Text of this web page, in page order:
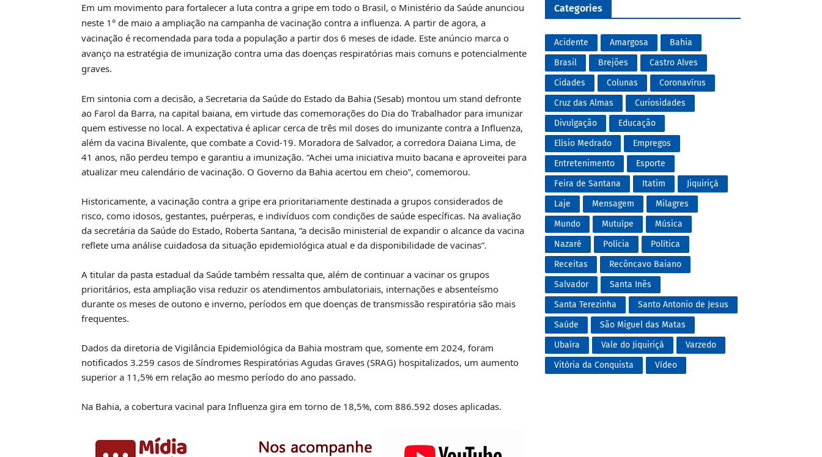
Em um movimento para fortalecer a luta contra a gripe em todo o Brasil, o Ministério da Saúde anunciou
neste 1° de maio a ampliação na campanha de vacinação contra a influenza. A partir de agora, a
vacinação é recomendada para toda a população a partir dos 6 meses de idade. Este anúncio marca o
avanço na estratégia de imunização contra uma das doenças respiratórias mais comuns e potencialmente
graves.
Em sintonia com a decisão, a Secretaria da Saúde do Estado da Bahia (Sesab) montou um stand defronte
ao Farol da Barra, na capital baiana, em virtude das comemorações do Dia do Trabalhador para imunizar
quem estivesse no local. A expectativa é aplicar cerca de três mil doses do imunizante contra a Influenza,
além da vacina Bivalente, que combate a Covid-19. Moradora de Salvador, a corredora Daiana Lima, de
41 anos, não perdeu tempo e garantiu a imunização. “Achei uma iniciativa muito bacana e aproveitei para
atualizar meu calendário de vacinação. O Governo da Bahia acertou em cheio”, comemorou.
Historicamente, a vacinação contra a gripe era prioritariamente destinada a grupos considerados de
risco, como idosos, gestantes, puérperas, e indivíduos com condições de saúde específicas. Na avaliação
da secretária da Saúde do Estado, Roberta Santana, “a decisão ministerial de expandir o alcance da vacina
reflete uma análise cuidadosa da situação epidemiológica atual e da disponibilidade de vacinas”.
A titular da pasta estadual da Saúde também ressalta que, além de continuar a vacinar os grupos
prioritários, esta ampliação visa reduzir os atendimentos ambulatoriais, internações e absenteísmo
durante os meses de outono e inverno, períodos em que doenças de transmissão respiratória são mais
frequentes.
Dados da diretoria de Vigilância Epidemiológica da Bahia mostram que, somente em 2024, foram
notificados 3.259 casos de Síndromes Respiratórias Agudas Graves (SRAG) hospitalizados, um aumento
superior a 11,5% em relação ao mesmo período do ano passado.
Na Bahia, a cobertura vacinal para Influenza gira em torno de 18,5%, com 886.592 doses aplicadas.
Categories
Acidente Amargosa
Bahia
Brasil
Brejões
Castro Alves
Cidades
Colunas
Coronavírus
Cruz das Almas
Curiosidades
Divulgação
Educação
Elísio Medrado
Empregos
Entretenimento
Esporte
Feira de Santana
Itatim
Jiquiriçá
Laje
Mensagem
Milagres
Mundo
Mutuípe
Música
Nazaré
Polícia
Política
Receitas
Recôncavo Baiano
Salvador
Santa Inês
Santa Terezinha
Santo Antonio de Jesus
Saúde
São Miguel das Matas
Ubaíra
Vale do Jiquiriçá
Varzedo
Vitória da Conquista
Vídeo